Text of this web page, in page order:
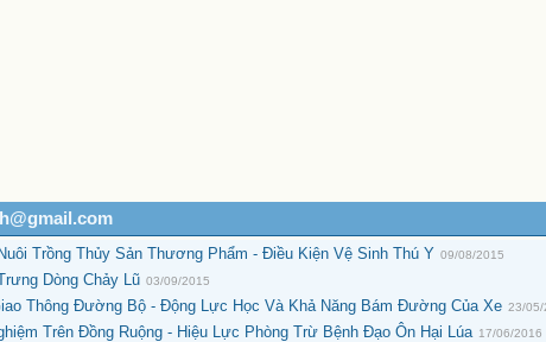
Trồng Thủy Sản Thương Phẩm - Điều Kiện Vệ Sinh Thú Y 09/08/2015
Dòng Chảy Lũ 03/09/2015
Thông Đường Bộ - Động Lực Học Và Khả Năng Bám Đường Của Xe 23/05/
Trên Đồng Ruộng - Hiệu Lực Phòng Trừ Bệnh Đạo Ôn Hại Lúa 17/06/2016